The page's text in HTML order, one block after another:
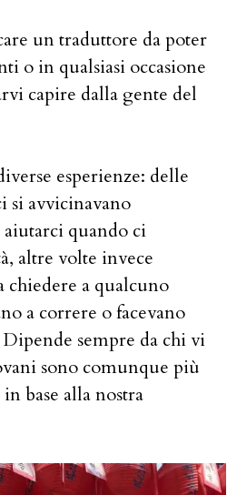
un traduttore da poter
o in qualsiasi occasione
capire dalla gente del
esperienze: delle
si avvicinavano
aiutarci quando ci
altre volte invece
chiedere a qualcuno
a correre o facevano
sempre da chi vi
sono comunque più
base alla nostra